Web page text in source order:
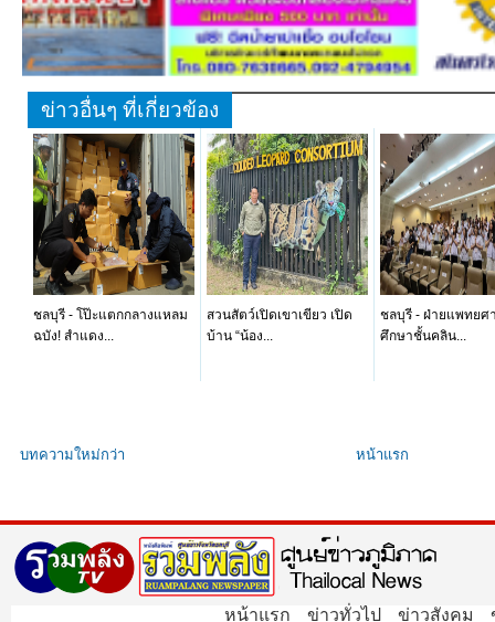
ข่าวอื่นๆ ที่เกี่ยวข้อง
ชลบุรี - โป๊ะแตกกลางแหลม
ฉบัง! สำแดง...
สวนสัตว์เปิดเขาเขียว เปิด
บ้าน “น้อง...
ชลบุรี - ฝ่ายแพทยศ
ศึกษาชั้นคลิน...
บทความใหม่กว่า หน้าแรก
หน้าแรก ข่าวทั่วไป ข่าวสังคม